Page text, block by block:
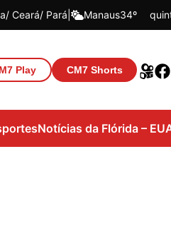
Ceará Pará Manaus34º
Play CM7 Shorts
Notícias da Flórida –